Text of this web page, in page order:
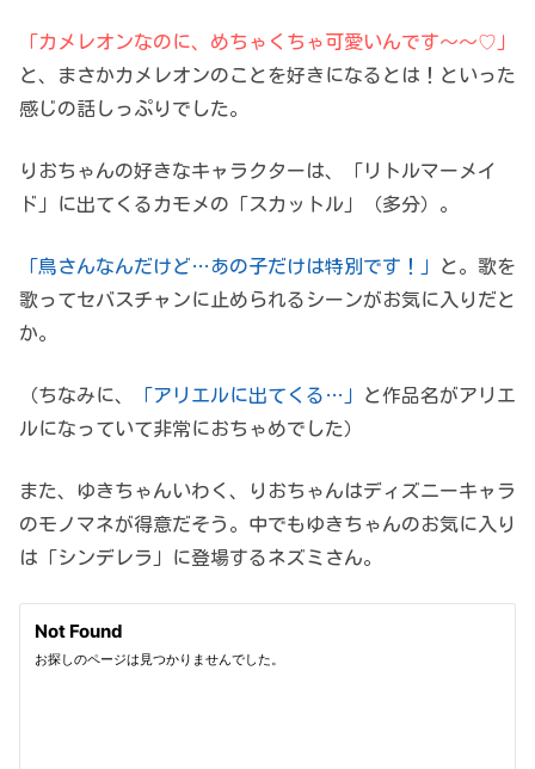
「カメレオンなのに、めちゃくちゃ可愛いんです～～♡」
と、まさかカメレオンのことを好きになるとは！といった
感じの話しっぷりでした。
りおちゃんの好きなキャラクターは、「リトルマーメイ
ド」に出てくるカモメの「スカットル」（多分）。
「鳥さんなんだけど…あの子だけは特別です！」
と。歌を
歌ってセバスチャンに止められるシーンがお気に入りだと
か。
（ちなみに、 「アリエルに出てくる…」
と作品名がアリエ
ルになっていて非常におちゃめでした）
また、ゆきちゃんいわく、りおちゃんはディズニーキャラ
のモノマネが得意だそう。中でもゆきちゃんのお気に入り
は「シンデレラ」に登場するネズミさん。